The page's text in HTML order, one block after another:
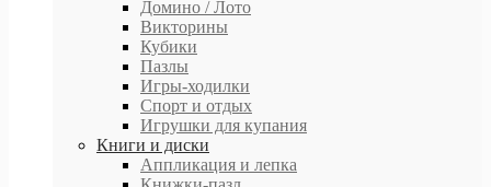
Домино / Лото
Викторины
Кубики
Пазлы
Игры-ходилки
Спорт и отдых
Игрушки для купания
Книги и диски
Аппликация и лепка